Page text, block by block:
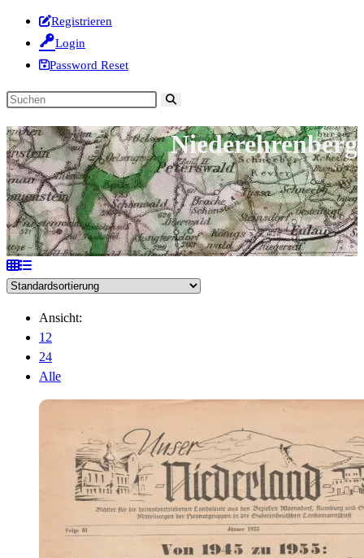
Registrieren
Login
Password Reset
Diese
durchsuchen
Niederehrenberg
Ansicht:
12
24
Alle